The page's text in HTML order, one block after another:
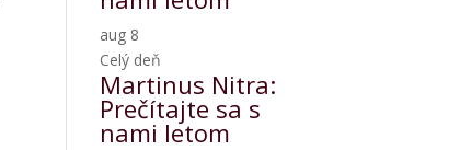
aug 8
Celý deň
Martinus Nitra:
Prečítajte sa s
nami letom